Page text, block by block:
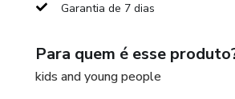
Garantia de 7 dias
Para quem é esse
kids and young people